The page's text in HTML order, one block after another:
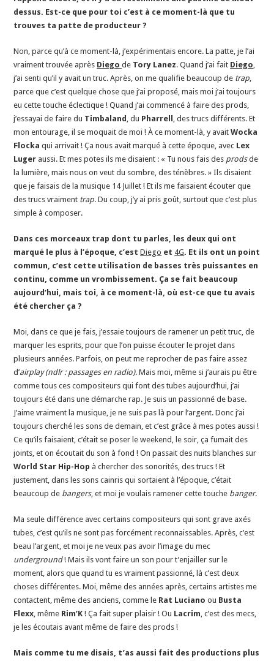
dessus. Est-ce que pour toi c’est à ce moment-là que tu
trouves ta patte de producteur ?
Non, parce qu’à ce moment-là, j’expérimentais encore. La patte, je l’ai
vraiment trouvée après Diego de Tory Lanez. Quand j’ai fait Diego,
j’ai senti qu’il y avait un truc. Après, on me qualifie beaucoup de trap,
parce que c’est quelque chose que j’ai proposé, mais moi j’ai toujours
eu cette touche éclectique ! Quand j’ai commencé à faire des prods,
j’essayai de faire du Timbaland , du Pharrell , des trucs différents. Et
mon entourage, il se moquait de moi ! À ce moment-là, y avaitWocka
Flocka qui arrivait ! Ça nous avait marqué à cette époque, avec Lex
Luger aussi. Et mes potes ils me disaient : « Tu nous fais des prodsde
la lumière, mais nous on veut du sombre, des ténèbres. » Ils disaient
que je faisais de la musique 14 Juillet ! Et ils me faisaient écouter que
des trucs vraiment trap. Du coup, j’y ai pris goût, surtout que c’est plus
simple à composer.
Dans ces morceaux trap dont tu parles, les deux qui ont
marqué le plus à l’époque, c’estDiego et 4G. Et ils ont un point
commun, c’est cette utilisation de basses très puissantes en
continu, comme un vrombissement. Ça se fait beaucoup
aujourd’hui, mais toi, à ce moment-là, où est-ce que tu avais
été chercher ça ?
Moi, dans ce que je fais, j’essaie toujours de ramener un petit truc, de
marquer les esprits, pour que l’on puisse écouter le projet dans
plusieurs années. Parfois, on peut me reprocher de pas faire assez
d’airplay (ndlr : passages en radio). Mais moi, même si j’aurais pu être
comme tous ces compositeurs qui font des tubes aujourd’hui, j’ai
toujours été dans une démarche rap. Je suis un passionné de base.
J’aime vraiment la musique, je ne suis pas là pour l’argent. Donc j’ai
toujours cherché les sons de demain, et c’est grâce à mes potes aussi !
Ce qu’ils faisaient, c’était se poser le weekend, le soir, ça fumait des
joints, et on écoutait du son à fond ! On passait des nuits blanches sur
World Star Hip-Hop à chercher des sonorités, des trucs ! Et
justement, dans les sons cainris qui sortaient à l’époque, c’était
beaucoup de bangers, et moi je voulais ramener cette touche banger.
Ma seule différence avec certains compositeurs qui sont grave axés
tubes, c’est qu’ils ne sont pas forcément reconnaissables. Après, c’est
beau l’argent, et moi je ne veux pas avoir l’image du mec
underground! Mais ils vont faire un son pour t’enjailler sur le
moment, alors que quand tu es vraiment passionné, là c’est deux
choses différentes. Moi, même des années après, certains artistes me
contactent, même des anciens, comme le Rat Luciano ou Busta
Flexx, même Rim’K! Ça fait super plaisir ! Ou Lacrim, c’est des mecs,
je les écoutais avant même de faire des prods !
Mais comme tu me disais, t’as aussi fait des productions plus